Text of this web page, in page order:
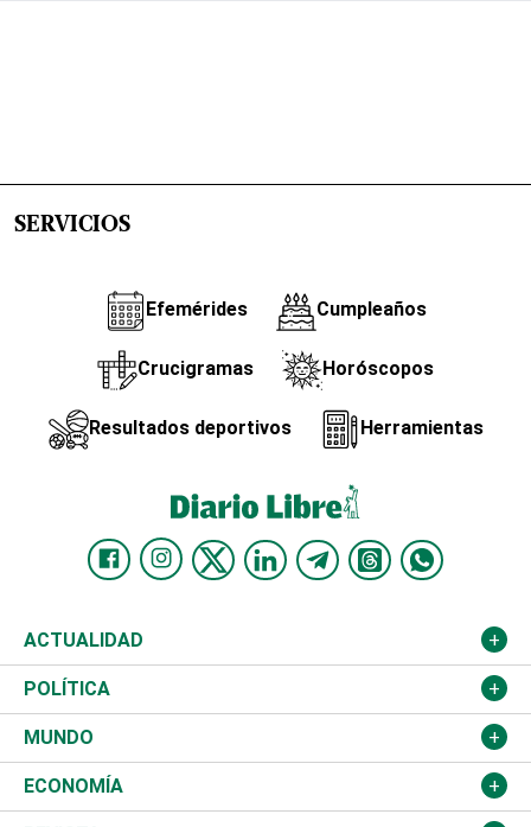
SERVICIOS
Efemérides Cumpleaños
Crucigramas Horóscopos
Resultados deportivos Herramientas
ACTUALIDAD
Nacional
Ciudad
Educación
POLÍTICA
Partidos
JCE
MUNDO
Estados Unidos
ECONOMÍA